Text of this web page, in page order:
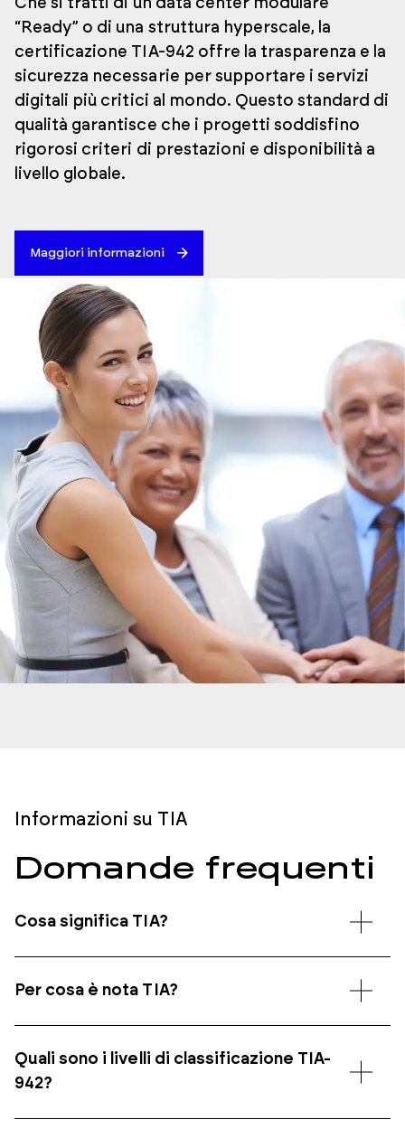
Che si tratti di un data center modulare
“Ready” o di una struttura hyperscale, la
certificazione TIA-942 offre la trasparenza e la
sicurezza necessarie per supportare i servizi
digitali più critici al mondo. Questo standard di
qualità garantisce che i progetti soddisfino
rigorosi criteri di prestazioni e disponibilità a
livello globale.
Maggiori informazioni
Informazioni su TIA
Domande frequenti
Cosa significa TIA?
Per cosa è nota TIA?
Quali sono i livelli di classificazione TIA-
942?